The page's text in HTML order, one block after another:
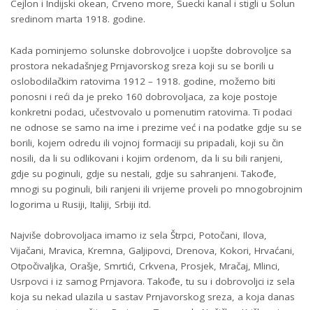
Cejlon i Indijski okean, Crveno more, Suecki kanal i stigli u Solun
sredinom marta 1918. godine.
Kada pominjemo solunske dobrovoljce i uopšte dobrovoljce sa
prostora nekadašnjeg Prnjavorskog sreza koji su se borili u
oslobodilačkim ratovima 1912 – 1918. godine, možemo biti
ponosni i reći da je preko 160 dobrovoljaca, za koje postoje
konkretni podaci, učestvovalo u pomenutim ratovima. Ti podaci
ne odnose se samo na ime i prezime već i na podatke gdje su se
borili, kojem odredu ili vojnoj formaciji su pripadali, koji su čin
nosili, da li su odlikovani i kojim ordenom, da li su bili ranjeni,
gdje su poginuli, gdje su nestali, gdje su sahranjeni. Takođe,
mnogi su poginuli, bili ranjeni ili vrijeme proveli po mnogobrojnim
logorima u Rusiji, Italiji, Srbiji itd.
Najviše dobrovoljaca imamo iz sela Štrpci, Potočani, Ilova,
Vijačani, Mravica, Kremna, Galjipovci, Drenova, Kokori, Hrvaćani,
Otpočivaljka, Orašje, Smrtići, Crkvena, Prosjek, Mračaj, Mlinci,
Usrpovci i iz samog Prnjavora. Takođe, tu su i dobrovoljci iz sela
koja su nekad ulazila u sastav Prnjavorskog sreza, a koja danas